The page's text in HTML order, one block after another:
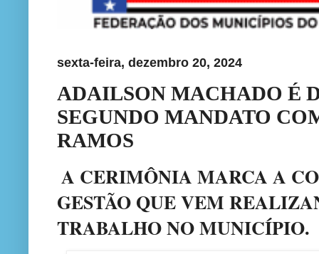
sexta-feira, dezembro 20, 2024
ADAILSON MACHADO É
SEGUNDO MANDATO
RAMOS
A CERIMÔNIA MARCA A
GESTÃO QUE VEM
TRABALHO NO MUNICÍPIO.